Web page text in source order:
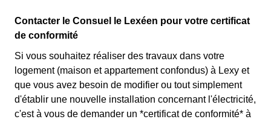
Contacter le Consuel le Lexéen pour votre certificat
de conformité
Si vous souhaitez réaliser des travaux dans votre
logement (maison et appartement confondus) à Lexy et
que vous avez besoin de modifier ou tout simplement
d'établir une nouvelle installation concernant l'électricité,
c'est à vous de demander un *certificat de conformité* à